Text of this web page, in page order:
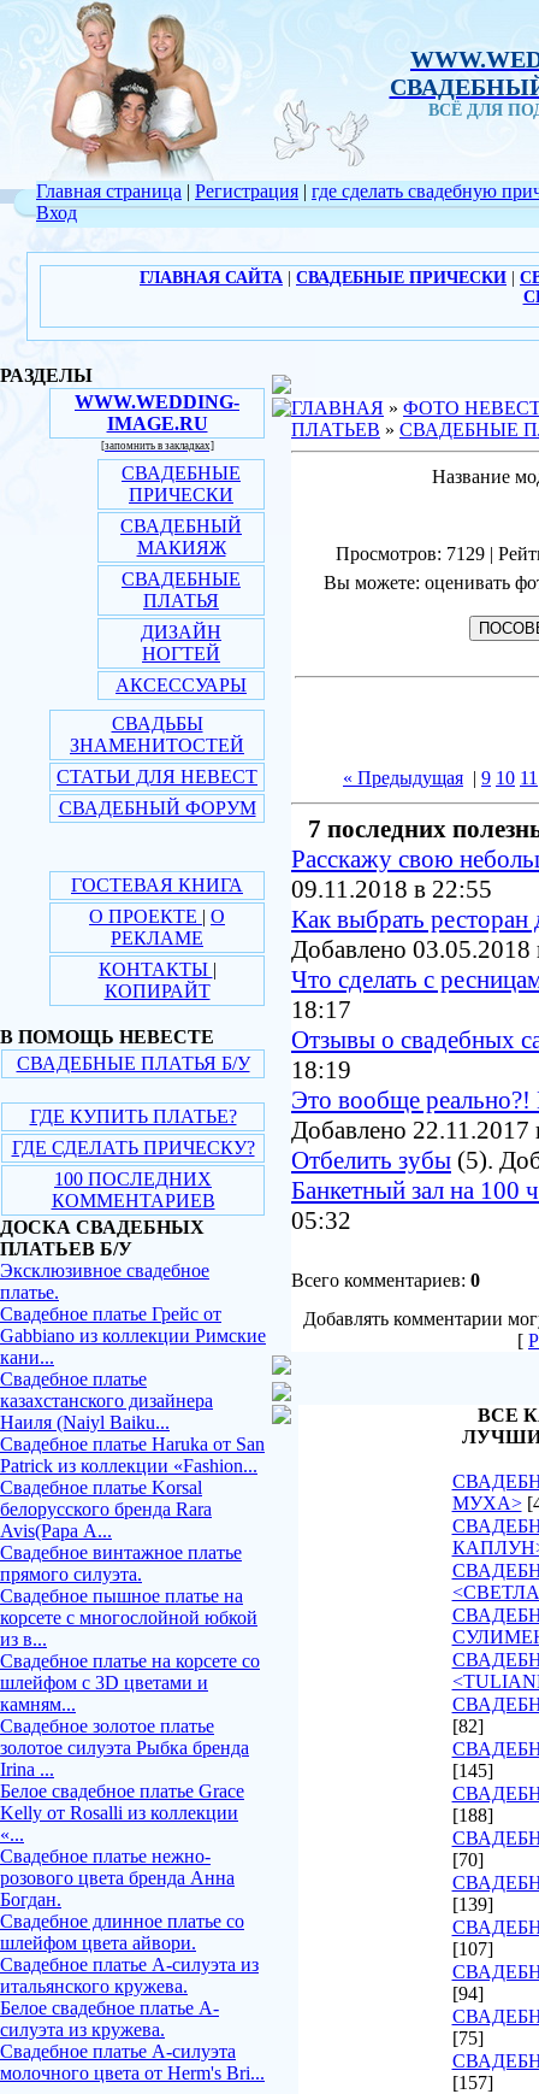
ВСЁ ДЛЯ
Главная страница | Регистрация |
Вход
где сделать свадебную
ГЛАВНАЯ САЙТА СВАДЕБНЫЕ ПРИЧЕСКИ
РАЗДЕЛЫ
WWW.WEDDING-
IMAGE.RU
[запомнить в закладках]
СВАДЕБНЫЕ
ПРИЧЕСКИ
СВАДЕБНЫЙ
МАКИЯЖ
СВАДЕБНЫЕ
ПЛАТЬЯ
ДИЗАЙН
НОГТЕЙ
АКСЕССУАРЫ
СВАДЬБЫ
ЗНАМЕНИТОСТЕЙ
СТАТЬИ ДЛЯ НЕВЕСТ
СВАДЕБНЫЙ ФОРУМ
ГОСТЕВАЯ КНИГА
О ПРОЕКТЕ | О
РЕКЛАМЕ
КОНТАКТЫ |
КОПИРАЙТ
В ПОМОЩЬ НЕВЕСТЕ
СВАДЕБНЫЕ ПЛАТЬЯ Б/У
ГДЕ КУПИТЬ ПЛАТЬЕ?
ГДЕ СДЕЛАТЬ ПРИЧЕСКУ?
100 ПОСЛЕДНИХ
КОММЕНТАРИЕВ
ДОСКА СВАДЕБНЫХ
ПЛАТЬЕВ Б/У
Эксклюзивное свадебное
платье.
Свадебное платье Грейс от
Gabbiano из коллекции Римские
кани...
Свадебное платье
казахстанского дизайнера
Наиля (Naiyl Baiku...
Свадебное платье Haruka от San
Patrick из коллекции «Fashion...
Свадебное платье Korsal
белорусского бренда Rara
Avis(Рара А...
Свадебное винтажное платье
прямого силуэта.
Свадебное пышное платье на
корсете с многослойной юбкой
из в...
Свадебное платье на корсете со
шлейфом с 3D цветами и
камням...
Свадебное золотое платье
золотое силуэта Рыбка бренда
Irina ...
Белое свадебное платье Grace
Kelly от Rosalli из коллекции
«...
Свадебное платье нежно-
розового цвета бренда Анна
Богдан.
Свадебное длинное платье со
шлейфом цвета айвори.
Свадебное платье А-силуэта из
итальянского кружева.
Белое свадебное платье А-
силуэта из кружева.
Свадебное платье А-силуэта
молочного цвета от Herm's Bri...
ГЛАВНАЯ » ФОТО
ПЛАТЬЕВ » СВАДЕБНЫЕ
Название
Просмотров: 7129 |
Вы можете: оценивать
« Предыдущая | 9 10 11
7 последних
Расскажу свою
09.11.2018 в 22:55
Как выбрать
Добавлено 03.05.2018
Что сделать с
18:17
Отзывы о свадебных
18:19
Это вообще реально?!
Добавлено 22.11.2017
Отбелить зубы (5).
Банкетный зал на 100
05:32
Всего комментариев: 0
Добавлять комментарии
[
ВСЕ
МУХА>
[82]
[145]
[188]
[70]
[139]
[107]
[94]
[75]
[157]